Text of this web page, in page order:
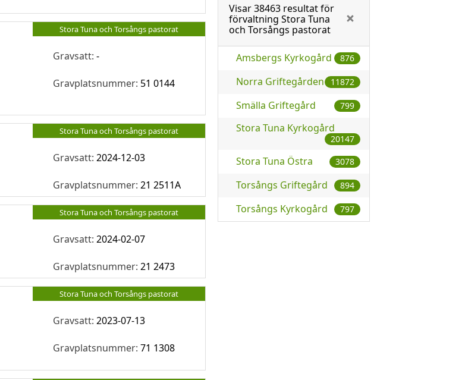
Visar38463 resultat för
förvaltning Stora Tuna
och Torsångs pastorat
Amsbergs Kyrkogård 876
Norra Griftegården 11872
Smälla Griftegård 799
Stora Tuna Kyrkogård
20147
Stora Tuna Östra 3078
Torsångs Griftegård 894
Torsångs Kyrkogård 797
Stora Tuna och Torsångs pastorat
Gravsatt:-
Gravplatsnummer: 51 0144
Stora Tuna och Torsångs pastorat
Gravsatt:2024-12-03
Gravplatsnummer: 21 2511A
Stora Tuna och Torsångs pastorat
Gravsatt:2024-02-07
Gravplatsnummer: 21 2473
Stora Tuna och Torsångs pastorat
Gravsatt:2023-07-13
Gravplatsnummer: 71 1308